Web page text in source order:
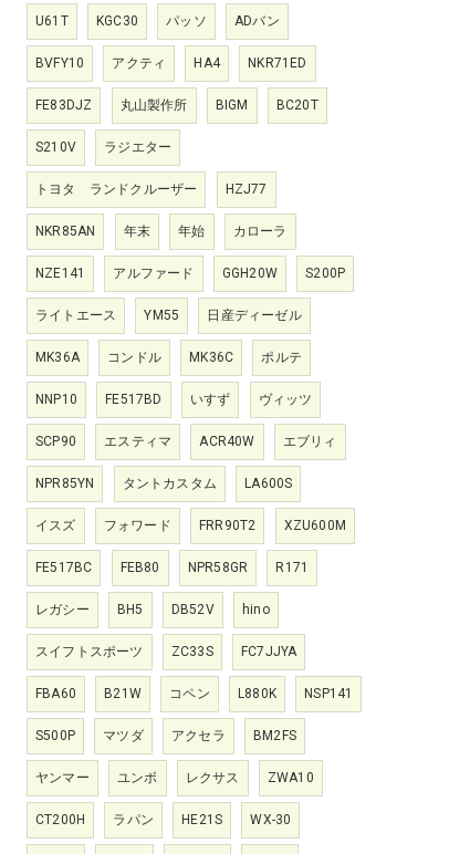
U61T KGC30 パッソ ADバン
BVFY10 アクティ HA4 NKR71ED
FE83DJZ 丸山製作所 BIGM BC20T
S210V ラジエター
トヨタ ランドクルーザー HZJ77
NKR85AN 年末 年始 カローラ
NZE141 アルファード GGH20W S200P
ライトエース YM55 日産ディーゼル
MK36A コンドル MK36C ポルテ
NNP10 FE517BD いすず ヴィッツ
SCP90 エスティマ ACR40W エブリィ
NPR85YN タントカスタム LA600S
イスズ フォワード FRR90T2 XZU600M
FE517BC FEB80 NPR58GR R171
レガシー BH5 DB52V hino
スイフトスポーツ ZC33S FC7JJYA
FBA60 B21W コペン L880K NSP141
S500P マツダ アクセラ BM2FS
ヤンマー ユンボ レクサス ZWA10
CT200H ラパン HE21S WX-30